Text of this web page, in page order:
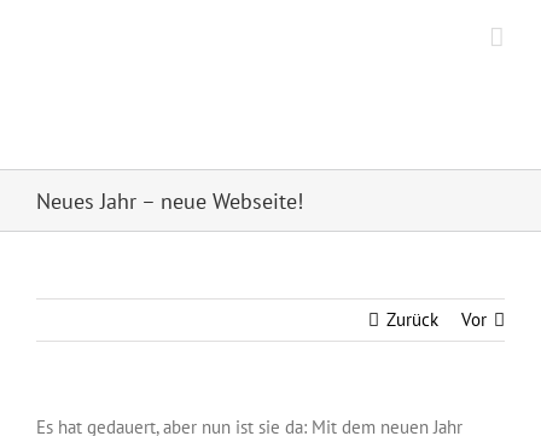
Neues Jahr – neue Webseite!
Zurück Vor
Es hat gedauert, aber nun ist sie da: Mit dem neuen Jahr